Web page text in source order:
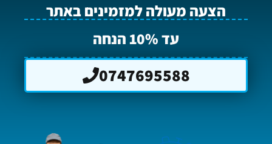
הצעה מעולה למזמינים באתר
עד 10% הנחה
0747695588